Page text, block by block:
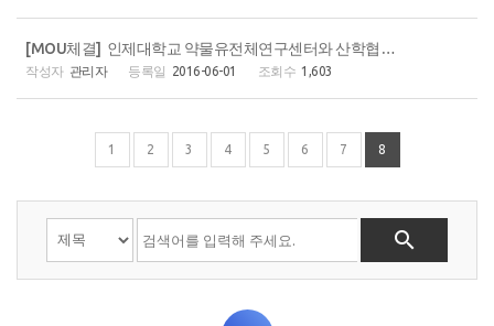
[MOU체결] 인제대학교 약물유전체연구센터와 산학협력 협약 체결
관리자 2016-06-01 1,603
1 2 3 4 5 6 7 8
